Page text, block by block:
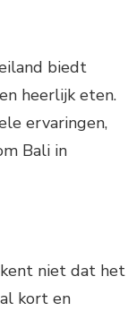
biedt
heerlijk eten.
ervaringen,
Bali in
niet dat het
kort en